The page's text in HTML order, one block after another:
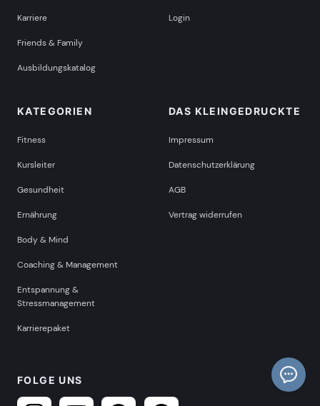
Karriere
Friends & Family
Ausbildungskatalog
Login
KATEGORIEN
Fitness
Kursleiter
Gesundheit
Ernährung
Body & Mind
Coaching & Management
Entspannung &
Stressmanagement
Karrierepaket
DAS KLEINGEDRUCKTE
Impressum
Datenschutzerklärung
AGB
Vertrag widerrufen
FOLGE UNS